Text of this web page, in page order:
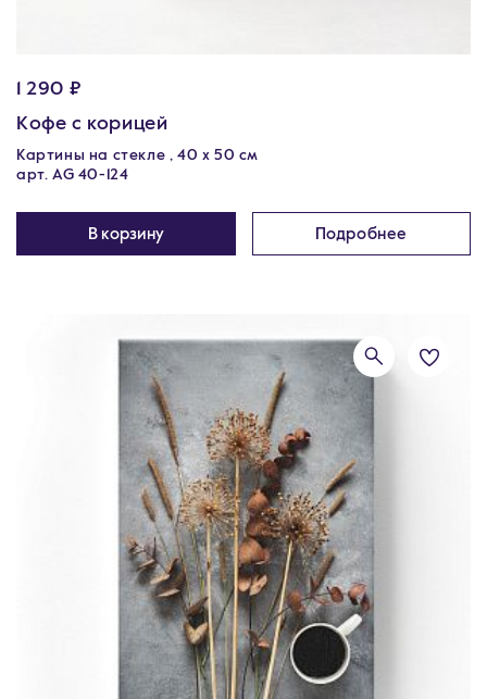
1 290 ₽
Кофе с корицей
Картины на стекле , 40 х 50 см
арт. AG 40-124
В корзину Подробнее